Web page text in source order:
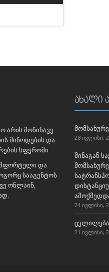
არის მოწინავე
მიწოდების და
სფეროში
და
სააგენტოს
ონლაინ,
ახალი
28 ივლისი,
შინაგან
24 ივლისი,
ცვლილება
21 ივლისი,